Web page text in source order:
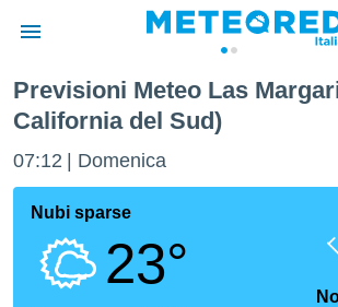
di
per
Previsioni Meteo Las
California del Sud)
07:12 Domenica
Nubi sparse
23°